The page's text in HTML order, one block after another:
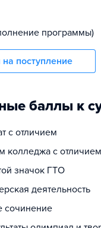
программы)
поступление
баллы к
с отличием
колледжа с отличием
значок ГТО
деятельность
сочинение